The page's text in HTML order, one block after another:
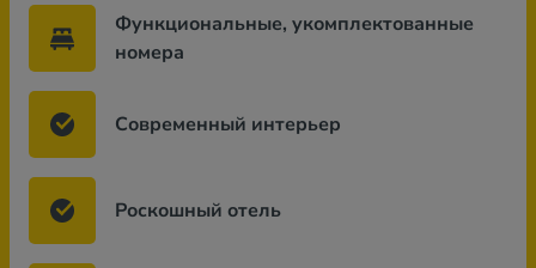
Функциональные, укомплектованные
номера
Современный интерьер
Роскошный отель